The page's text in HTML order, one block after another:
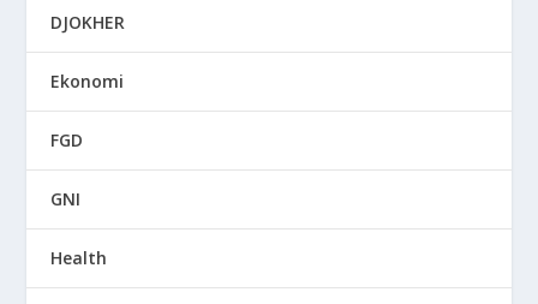
DJOKHER
Ekonomi
FGD
GNI
Health